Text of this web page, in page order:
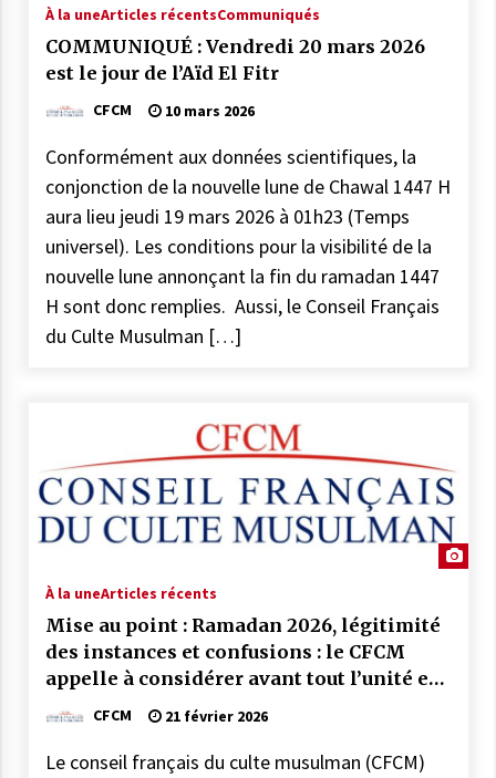
À la uneArticles récentsCommuniqués
COMMUNIQUÉ : Vendredi 20 mars 2026
est le jour de l’Aïd El Fitr
CFCM 10 mars 2026
Conformément aux données scientifiques, la
conjonction de la nouvelle lune de Chawal 1447 H
aura lieu jeudi 19 mars 2026 à 01h23 (Temps
universel). Les conditions pour la visibilité de la
nouvelle lune annonçant la fin du ramadan 1447
H sont donc remplies. Aussi, le Conseil Français
du Culte Musulman […]
À la uneArticles récents
Mise au point : Ramadan 2026, légitimité
des instances et confusions : le CFCM
appelle à considérer avant tout l’unité et
l’intérêt général des musulmans de
CFCM 21 février 2026
Le conseil français du culte musulman (CFCM)